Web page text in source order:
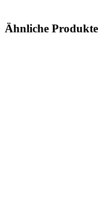
Ähnliche Produkte